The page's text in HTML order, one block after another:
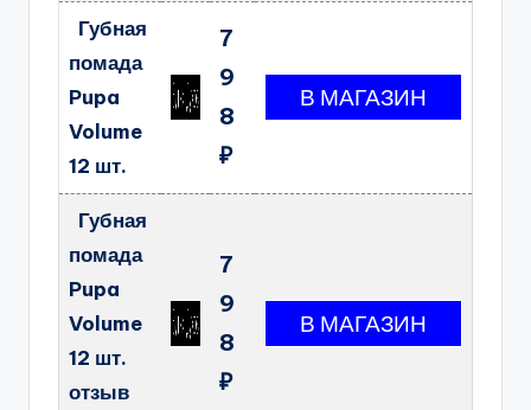
Губная
помада
Pupa
Volume
12 шт.
7
9
8
₽
Губная
помада
Pupa
Volume
12 шт.
отзыв
7
9
8
₽